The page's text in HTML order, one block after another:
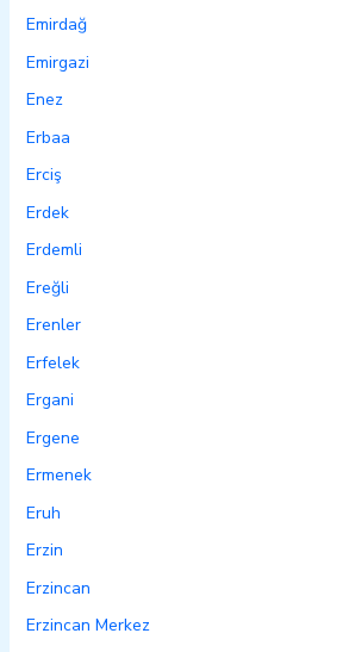
Emirdağ
Emirgazi
Enez
Erbaa
Erciş
Erdek
Erdemli
Ereğli
Erenler
Erfelek
Ergani
Ergene
Ermenek
Eruh
Erzin
Erzincan
Erzincan Merkez